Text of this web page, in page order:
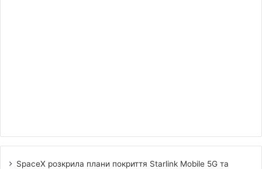
SpaceX розкрила плани покриття Starlink Mobile 5G та